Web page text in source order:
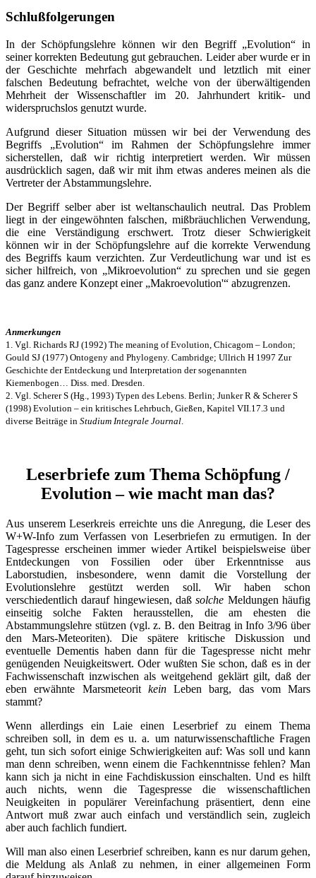
Schlußfolgerungen
In der Schöpfungslehre können wir den Begriff „Evolution“ in
seiner korrekten Bedeutung gut gebrauchen. Leider aber wurde er in
der Geschichte mehrfach abgewandelt und letztlich mit einer
falschen Bedeutung befrachtet, welche von der überwältigenden
Mehrheit der Wissenschaftler im 20. Jahrhundert kritik- und
widerspruchslos genutzt wurde.
Aufgrund dieser Situation müssen wir bei der Verwendung des
Begriffs „Evolution“ im Rahmen der Schöpfungslehre immer
sicherstellen, daß wir richtig interpretiert werden. Wir müssen
ausdrücklich sagen, daß wir mit ihm etwas anderes meinen als die
Vertreter der Abstammungslehre.
Der Begriff selber aber ist weltanschaulich neutral. Das Problem
liegt in der eingewöhnten falschen, mißbräuchlichen Verwendung,
die eine Verständigung erschwert. Trotz dieser Schwierigkeit
können wir in der Schöpfungslehre auf die korrekte Verwendung
des Begriffs kaum verzichten. Zur Verdeutlichung war und ist es
sicher hilfreich, von „Mikroevolution“ zu sprechen und sie gegen
das ganz andere Konzept einer „Makroevolution'“ abzugrenzen.
Anmerkungen
1. Vgl. Richards RJ (1992) The meaning of Evolution, Chicagom – London;
Gould SJ (1977) Ontogeny and Phylogeny. Cambridge; Ullrich H 1997 Zur
Geschichte der Entdeckung und Interpretation der sogenannten
Kiemenbogen… Diss. med. Dresden.
2. Vgl. Scherer S (Hg., 1993) Typen des Lebens. Berlin; Junker R & Scherer S
(1998) Evolution – ein kritisches Lehrbuch, Gießen, Kapitel VII.17.3 und
diverse Beiträge in Studium Integrale Journal.
Leserbriefe zum Thema Schöpfung /
Evolution – wie macht man das?
Aus unserem Leserkreis erreichte uns die Anregung, die Leser des
W+W-Info zum Verfassen von Leserbriefen zu ermutigen. In der
Tagespresse erscheinen immer wieder Artikel beispielsweise über
Entdeckungen von Fossilien oder über Erkenntnisse aus
Laborstudien, insbesondere, wenn damit die Vorstellung der
Evolutionslehre gestützt werden soll. Wir haben schon
verschiedentlich darauf hingewiesen, daßsolche Meldungen häufig
einseitig solche Fakten herausstellen, die am ehesten die
Abstammungslehre stützen (vgl. z. B. den Beitrag in Info 3/96 über
den Mars-Meteoriten). Die spätere kritische Diskussion und
eventuelle Dementis haben dann für die Tagespresse nicht mehr
genügenden Neuigkeitswert. Oder wußten Sie schon, daß es in der
Fachwissenschaft inzwischen als weitgehend geklärt gilt, daß der
eben erwähnte Marsmeteorit kein Leben barg, das vom Mars
stammt?
Wenn allerdings ein Laie einen Leserbrief zu einem Thema
schreiben soll, in dem es u. a. um naturwissenschaftliche Fragen
geht, tun sich sofort einige Schwierigkeiten auf: Was soll und kann
man denn schreiben, wenn einem die Fachkenntnisse fehlen? Man
kann sich ja nicht in eine Fachdiskussion einschalten. Und es hilft
auch nichts, wenn die Tagespresse die wissenschaftlichen
Neuigkeiten in populärer Vereinfachung präsentiert, denn eine
Antwort muß zwar auch einfach und verständlich sein, zugleich
aber auch fachlich fundiert.
Will man also einen Leserbrief schreiben, kann es nur darum gehen,
die Meldung als Anlaß zu nehmen, in einer allgemeinen Form